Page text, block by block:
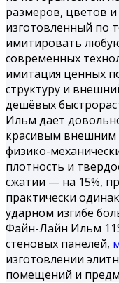
размеров, цветов
изготовленный по
имитировать
современных
имитация ценных
структуру и
дешёвых
Ильм дает
красивым внешним
физико-
плотность и
сжатии — на 15%,
практически
ударном изгибе
Файн-Лайн Ильм
стеновых панелей,
изготовлении
помещений и